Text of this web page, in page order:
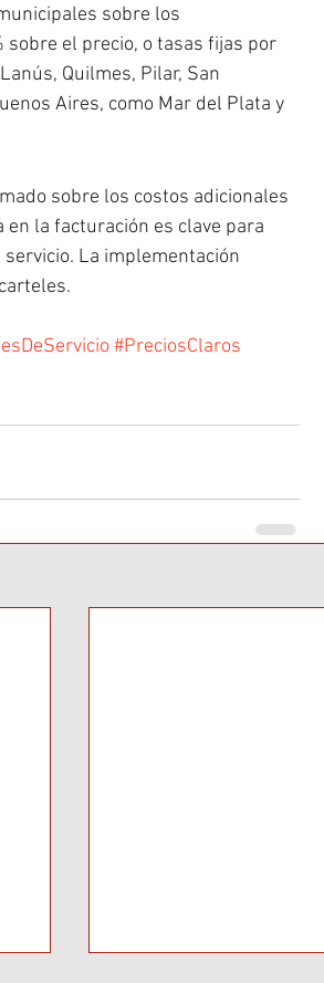
sobre los
el precio, o tasas fijas por
Quilmes, Pilar, San
Aires, como Mar del Plata y
sobre los costos adicionales
la facturación es clave para
La implementación
#PreciosClaros